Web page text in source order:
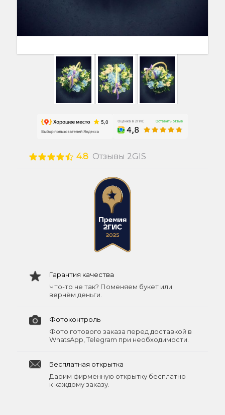
4.8 Отзывы 2GIS
Гарантия качества
Что-то не так? Поменяем букет или
вернём деньги.
Фотоконтроль
Фото готового заказа перед доставкой в
WhatsApp, Telegram при необходимости.
Бесплатная открытка
Дарим фирменную открытку бесплатно
к каждому заказу.